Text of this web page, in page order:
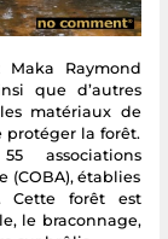
Maka Raymond
que d’autres
matériaux de
protéger la forêt.
associations
(COBA), établies
Cette forêt est
le braconnage,